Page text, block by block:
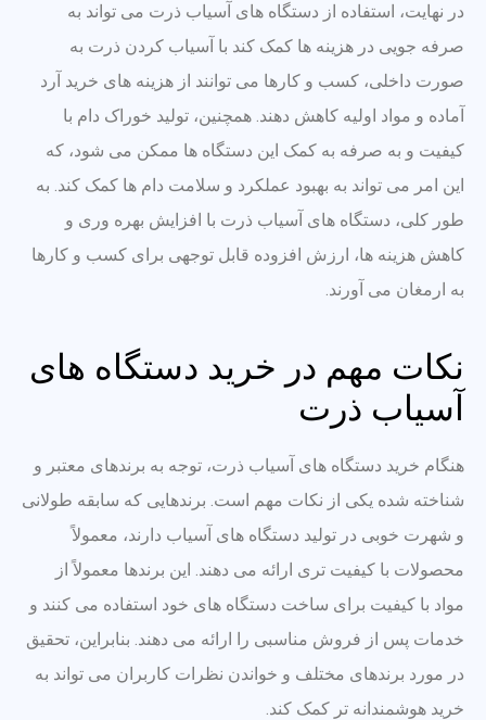
در نهایت، استفاده از دستگاه های آسیاب ذرت می تواند به
صرفه جویی در هزینه ها کمک کند با آسیاب کردن ذرت به
صورت داخلی، کسب و کارها می توانند از هزینه های خرید آرد
آماده و مواد اولیه کاهش دهند. همچنین، تولید خوراک دام با
کیفیت و به صرفه به کمک این دستگاه ها ممکن می شود، که
این امر می تواند به بهبود عملکرد و سلامت دام ها کمک کند. به
طور کلی، دستگاه های آسیاب ذرت با افزایش بهره وری و
کاهش هزینه ها، ارزش افزوده قابل توجهی برای کسب و کارها
به ارمغان می آورند.
نکات مهم در خرید دستگاه های
آسیاب ذرت
هنگام خرید دستگاه های آسیاب ذرت، توجه به برندهای معتبر و
شناخته شده یکی از نکات مهم است. برندهایی که سابقه طولانی
و شهرت خوبی در تولید دستگاه های آسیاب دارند، معمولاً
محصولات با کیفیت تری ارائه می دهند. این برندها معمولاً از
مواد با کیفیت برای ساخت دستگاه های خود استفاده می کنند و
خدمات پس از فروش مناسبی را ارائه می دهند. بنابراین، تحقیق
در مورد برندهای مختلف و خواندن نظرات کاربران می تواند به
خرید هوشمندانه تر کمک کند.